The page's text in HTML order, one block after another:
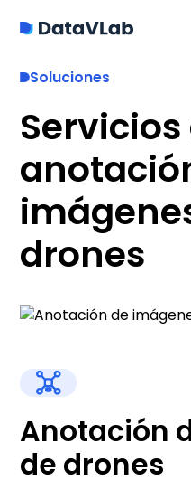
Soluciones
Servicios
drones
Anotación
de drones